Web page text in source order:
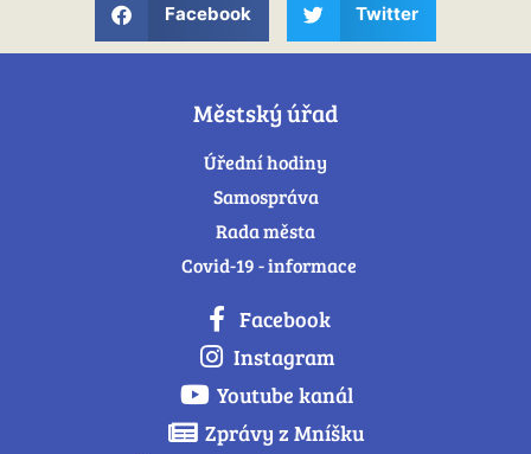
Facebook Twitter
Městský úřad
Úřední hodiny
Samospráva
Rada města
Covid-19 - informace
Facebook
Instagram
Youtube kanál
Zprávy z Mníšku